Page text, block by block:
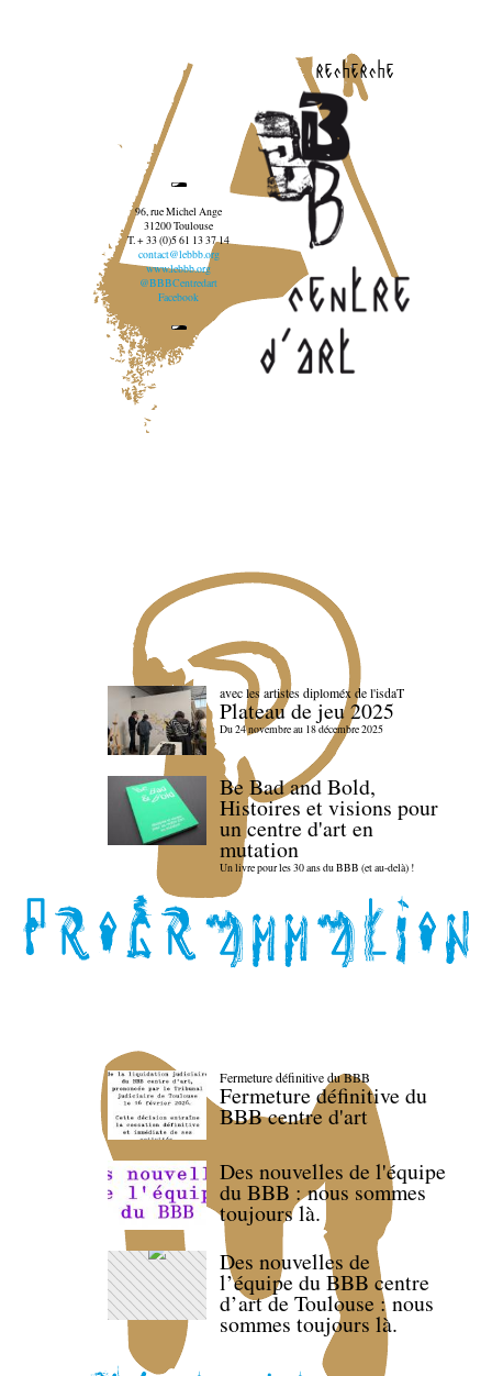
recherche
96, rue Michel Ange
31200 Toulouse
T. + 33 (0)5 61 13 37 14
contact@lebbb.org
www.lebbb.org
@BBBCentredart
Facebook
avec les artistes diploméx de l'isdaT
Plateau de jeu 2025
Du 24 novembre au 18 décembre 2025
Be Bad and Bold,
Histoires et visions pour
un centre d'art en
mutation
Un livre pour les 30 ans du BBB (et au-delà) !
Fermeture définitive du BBB
Fermeture définitive du
BBB centre d'art
Des nouvelles de l'équipe
du BBB : nous sommes
toujours là.
Des nouvelles de
l’équipe du BBB centre
d’art de Toulouse : nous
sommes toujours là.